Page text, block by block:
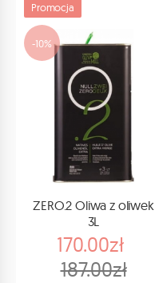
Promocja
-10%
ZERO.2 Oliwa z oliwek
3L
170.00zł
187.00zł